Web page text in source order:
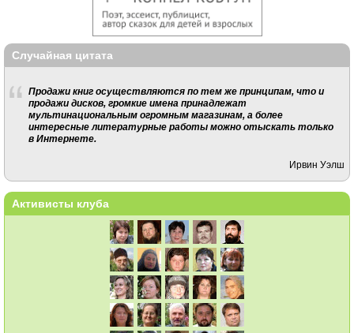
Случайная цитата
Продажи книг осуществляются по тем же принципам, что и
продажи дисков, громкие имена принадлежат
мультинациональным огромным магазинам, а более
интересные литературные работы можно отыскать только
в Интернете.
Ирвин Уэлш
Активисты клуба